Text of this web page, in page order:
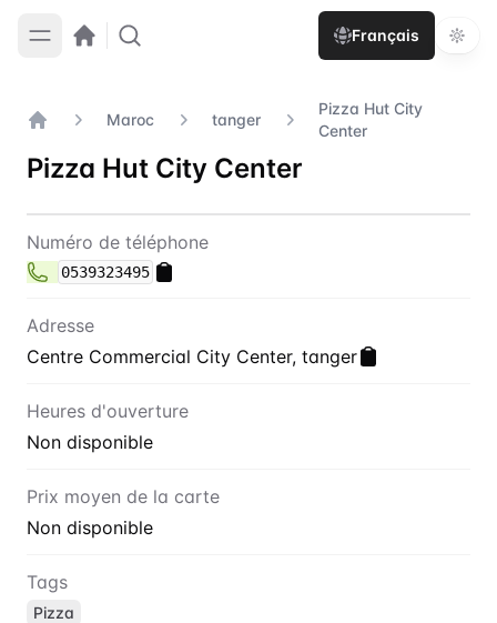
Français
Maroc tanger
Pizza Hut City
Center
Pizza Hut City Center
Contact Pizza Hut City Center
Numéro de téléphone
0539323495
Adresse
Centre Commercial City Center, tanger
Heures d'ouverture
Non disponible
Prix moyen de la carte
Non disponible
Tags
Pizza